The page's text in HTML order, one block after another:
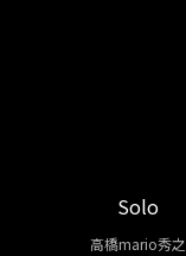
Solo
高橋mario秀之